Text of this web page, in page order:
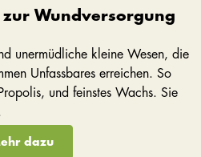
Wundversorgung
unermüdliche kleine Wesen, die
Unfassbares erreichen. So
und feinstes Wachs. Sie
dazu